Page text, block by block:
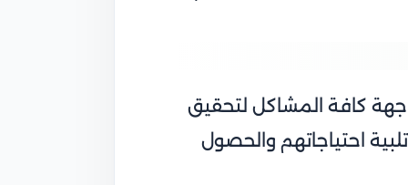
كافة المشاكل لتحقيق
احتياجاتهم والحصول